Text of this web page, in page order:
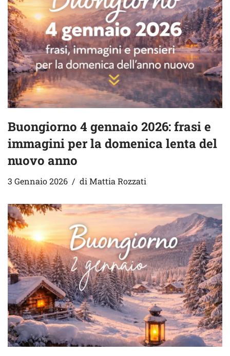
Buongiorno 4 gennaio 2026: frasi e
immagini per la domenica lenta del
nuovo anno
3 Gennaio 2026 diMattia Rozzati